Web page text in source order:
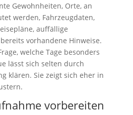
Gewohnheiten, Orte, an
werden, Fahrzeugdaten,
auffällige
vorhandene Hinweise.
welche Tage besonders
lässt sich selten durch
klären. Sie zeigt sich eher in
vorbereiten